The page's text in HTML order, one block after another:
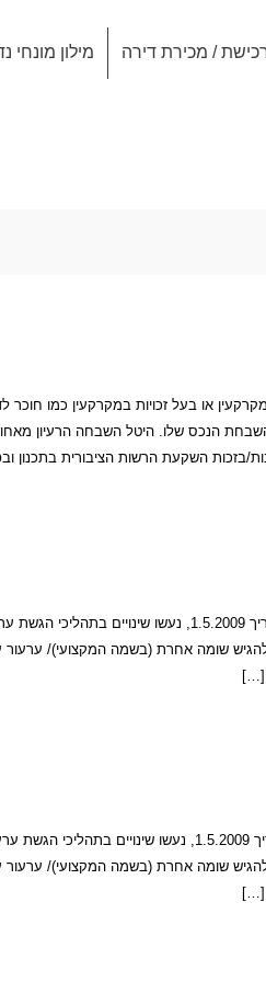
/ מכירת דירה מילון מונחי
או בעל זכויות במקרקעין כמו חוכר
הנכס שלו. היטל השבחה הרעיון
בזכות השקעת הרשות הציבורית בתכנון
שומה אחרת – היטל השבחה: עם תיקון 84 לחוק התכנון והבניה שנכנס לתוקף בתאריך 1.5.2009, נעשו
שומה אחרת (בשמה המקצועי)/ ערעור
[…]
שומה אחרת – היטל השבחה עם תיקון 84 לחוק התכנון והבניה שנכנס לתוקף בתאריך 1.5.2009, נעשו
שומה אחרת (בשמה המקצועי)/ ערעור
[…]